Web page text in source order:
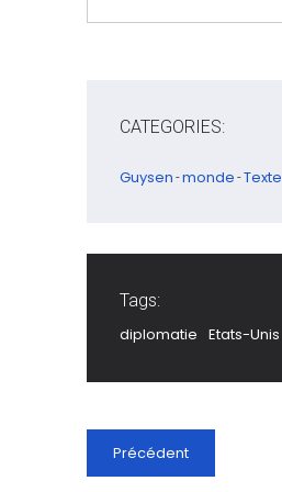
CATEGORIES:
Guysen -monde -Texte
Tags:
diplomatie Etats-Unis
Précédent